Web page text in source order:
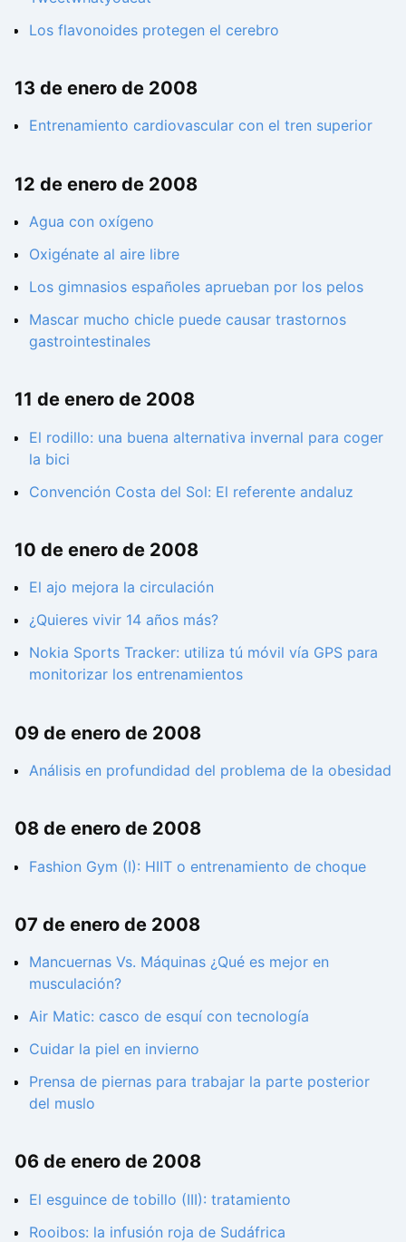
Los flavonoides protegen el cerebro
13 de enero de 2008
Entrenamiento cardiovascular con el tren superior
12 de enero de 2008
Agua con oxígeno
Oxigénate al aire libre
Los gimnasios españoles aprueban por los pelos
Mascar mucho chicle puede causar trastornos
gastrointestinales
11 de enero de 2008
El rodillo: una buena alternativa invernal para coger
la bici
Convención Costa del Sol: El referente andaluz
10 de enero de 2008
El ajo mejora la circulación
¿Quieres vivir 14 años más?
Nokia Sports Tracker: utiliza tú móvil vía GPS para
monitorizar los entrenamientos
09 de enero de 2008
Análisis en profundidad del problema de la obesidad
08 de enero de 2008
Fashion Gym (I): HIIT o entrenamiento de choque
07 de enero de 2008
Mancuernas Vs. Máquinas ¿Qué es mejor en
musculación?
Air Matic: casco de esquí con tecnología
Cuidar la piel en invierno
Prensa de piernas para trabajar la parte posterior
del muslo
06 de enero de 2008
El esguince de tobillo (III): tratamiento
Rooibos: la infusión roja de Sudáfrica